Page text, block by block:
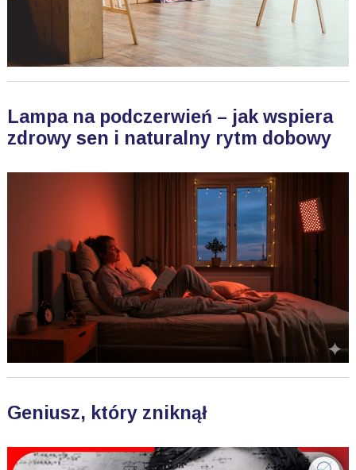
Lampa na podczerwień – jak wspiera
zdrowy sen i naturalny rytm dobowy
Geniusz, który zniknął